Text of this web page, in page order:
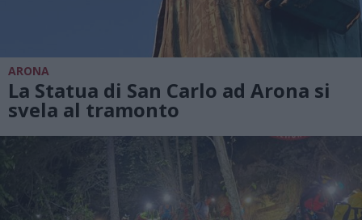
ARONA
La Statua di San Carlo ad Arona si
svela al tramonto